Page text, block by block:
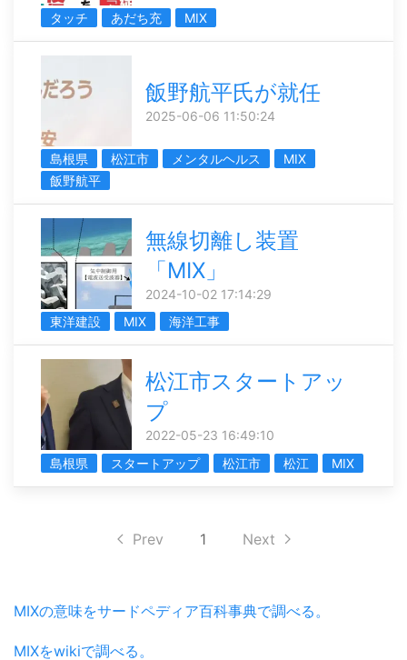
タッチ あだち充 MIX
飯野航平氏が就任
2025-06-06 11:50:24
島根県 松江市 メンタルヘルス
MIX
飯野航平
無線切離し装置
「MIX」
2024-10-02 17:14:29
東洋建設
MIX 海洋工事
松江市スタートアッ
プ
2022-05-23 16:49:10
島根県
スタートアップ 松江市 松江 MIX
Prev 1 Next
MIXの意味をサードペディア百科事典で調べる。
MIXをwikiで調べる。